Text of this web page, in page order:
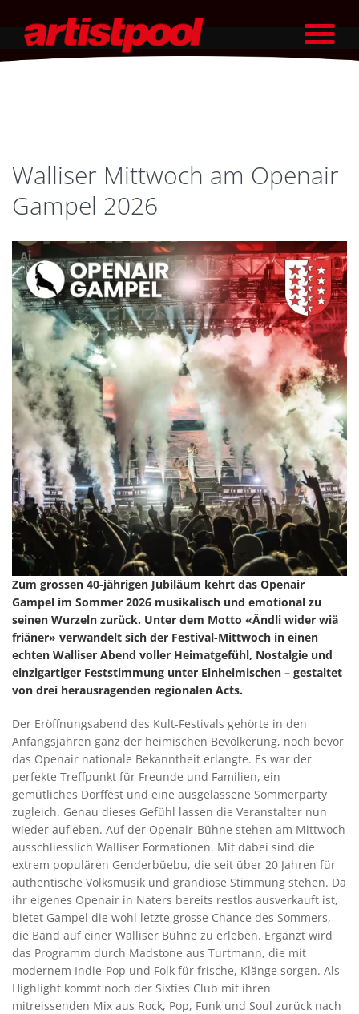
Walliser Mittwoch am Openair
Gampel 2026
Zum grossen 40-jährigen Jubiläum kehrt das Openair
Gampel im Sommer 2026 musikalisch und emotional zu
seinen Wurzeln zurück. Unter dem Motto «Ändli wider wiä
friäner» verwandelt sich der Festival-Mittwoch in einen
echten Walliser Abend voller Heimatgefühl, Nostalgie und
einzigartiger Feststimmung unter Einheimischen – gestaltet
von drei herausragenden regionalen Acts.
Der Eröffnungsabend des Kult-Festivals gehörte in den
Anfangsjahren ganz der heimischen Bevölkerung, noch bevor
das Openair nationale Bekanntheit erlangte. Es war der
perfekte Treffpunkt für Freunde und Familien, ein
gemütliches Dorffest und eine ausgelassene Sommerparty
zugleich. Genau dieses Gefühl lassen die Veranstalter nun
wieder aufleben. Auf der Openair-Bühne stehen am Mittwoch
ausschliesslich Walliser Formationen. Mit dabei sind die
extrem populären Genderbüebu, die seit über 20 Jahren für
authentische Volksmusik und grandiose Stimmung stehen. Da
ihr eigenes Openair in Naters bereits restlos ausverkauft ist,
bietet Gampel die wohl letzte grosse Chance des Sommers,
die Band auf einer Walliser Bühne zu erleben. Ergänzt wird
das Programm durch Madstone aus Turtmann, die mit
modernem Indie-Pop und Folk für frische, Klänge sorgen. Als
Highlight kommt noch der Sixties Club mit ihren
mitreissenden Mix aus Rock, Pop, Funk und Soul zurück nach